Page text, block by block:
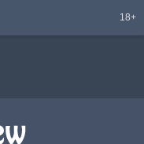
18+